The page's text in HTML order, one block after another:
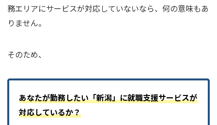
務エリアにサービスが対応していないなら、何の意味もあ
りません。
そのため、
あなたが勤務したい「新潟」に就職支援サービスが
対応しているか？